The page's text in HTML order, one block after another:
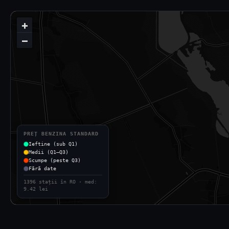
+
−
PREȚ BENZINA STANDARD
Ieftine (sub Q1)
Medii (Q1–Q3)
Scumpe (peste Q3)
Fără date
1396 stații în RO · med:
9.42 lei